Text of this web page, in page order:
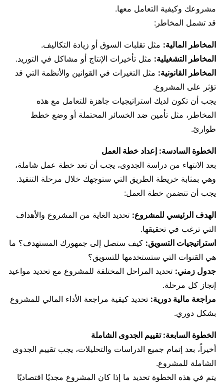
مشروعك وكيفية التعامل معها.
قد تشمل المخاطر:
المخاطر المالية: مثل تقلبات السوق أو زيادة التكاليف.
المخاطر التشغيلية: مثل تأخيرات الإنتاج أو مشاكل في التوريد.
المخاطر القانونية: مثل التغيرات في القوانين والأنظمة التي قد
تؤثر على المشروع.
يجب أن تكون لديك استراتيجيات جاهزة للتعامل مع هذه
المخاطر، مثل تأمين ضد الخسائر المحتملة أو وضع خطط
طوارئ.
الخطوة السادسة: إعداد خطة العمل
بعد الانتهاء من دراسة الجدوى، يجب أن تعد خطة عمل شاملة،
وهي بمثابة خريطة الطريق التي ستوجهك خلال مرحلة التنفيذ.
يجب أن تتضمن خطة العمل:
الهدف الرئيسي للمشروع: تحديد الغاية من المشروع والأهداف
التي ترغب في تحقيقها.
استراتيجيات التسويق: كيف ستصل إلى جمهورك المستهدف؟ ما
هي القنوات التي ستستخدمها للتسويق؟
جدول زمني: تحديد المراحل المختلفة للمشروع مع تحديد مواعيد
إنجاز كل مرحلة.
مراجعة مالية دورية: تحديد كيفية مراجعة الأداء المالي للمشروع
بشكل دوري.
الخطوة السابعة: تقييم الجدوى الشاملة
أخيراً، بعد إتمام جميع الدراسات والتحليلات، يجب تقييم الجدوى
الشاملة للمشروع.
يتم في هذه الخطوة تحديد ما إذا كان المشروع مجديًا اقتصاديًا